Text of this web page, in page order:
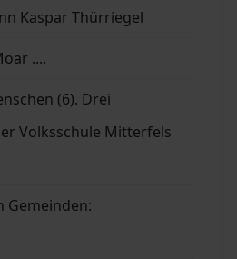
Kaspar Thürriegel
....
(6). Drei
Volksschule Mitterfels
Gemeinden: